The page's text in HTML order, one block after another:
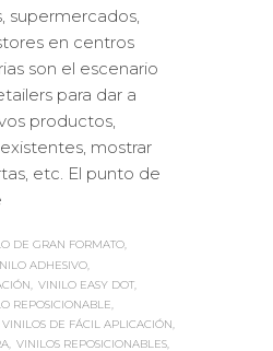
supermercados,
en centros
son el escenario
para dar a
productos,
mostrar
etc. El punto de
DE GRAN FORMATO
ADHESIVO
VINILO EASY DOT
REPOSICIONABLE
VINILOS DE FÁCIL APLICACIÓN
VINILOS REPOSICIONABLES